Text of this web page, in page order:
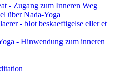
- Zugang zum Inneren Weg
über Nada-Yoga
- blot beskaeftigelse eller et
- Hinwendung zum inneren